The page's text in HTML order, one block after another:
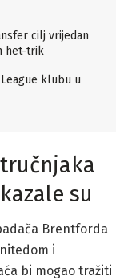
cilj vrijedan
het-trik
klubu u
su
Brentforda
i
bi mogao tražiti